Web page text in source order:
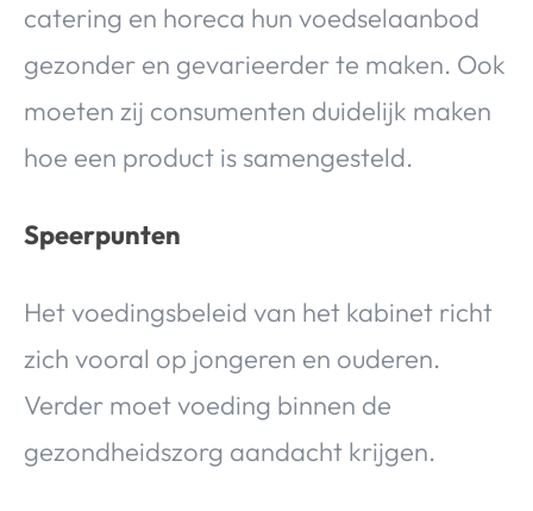
catering en horeca hun voedselaanbod
gezonder en gevarieerder te maken. Ook
moeten zij consumenten duidelijk maken
hoe een product is samengesteld.
Speerpunten
Het voedingsbeleid van het kabinet richt
zich vooral op jongeren en ouderen.
Verder moet voeding binnen de
gezondheidszorg aandacht krijgen.